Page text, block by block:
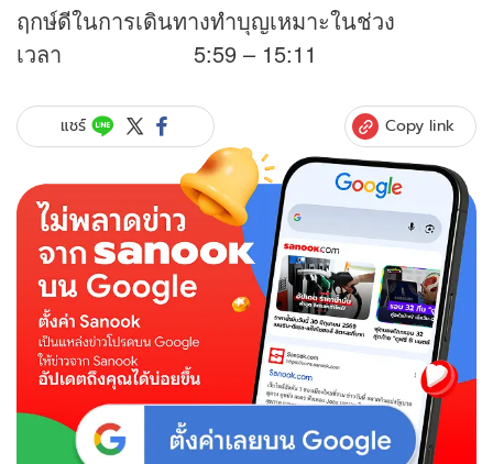
ฤกษ์ดีในการเดินทางทำบุญเหมาะในช่วง
เวลา 5:59 – 15:11
แชร์ Copy link